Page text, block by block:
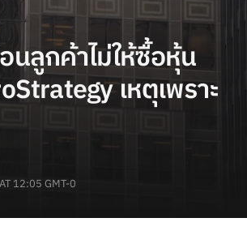
นลูกค้าไม่ให้ซื้อหุ้น
เหตุเพราะ
12:05 GMT-0